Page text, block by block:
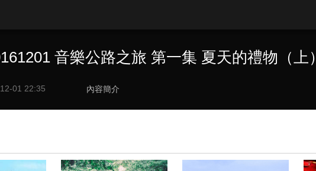
音樂公路之旅 第一集 夏天的禮物（上）
01 22:35 內容簡介